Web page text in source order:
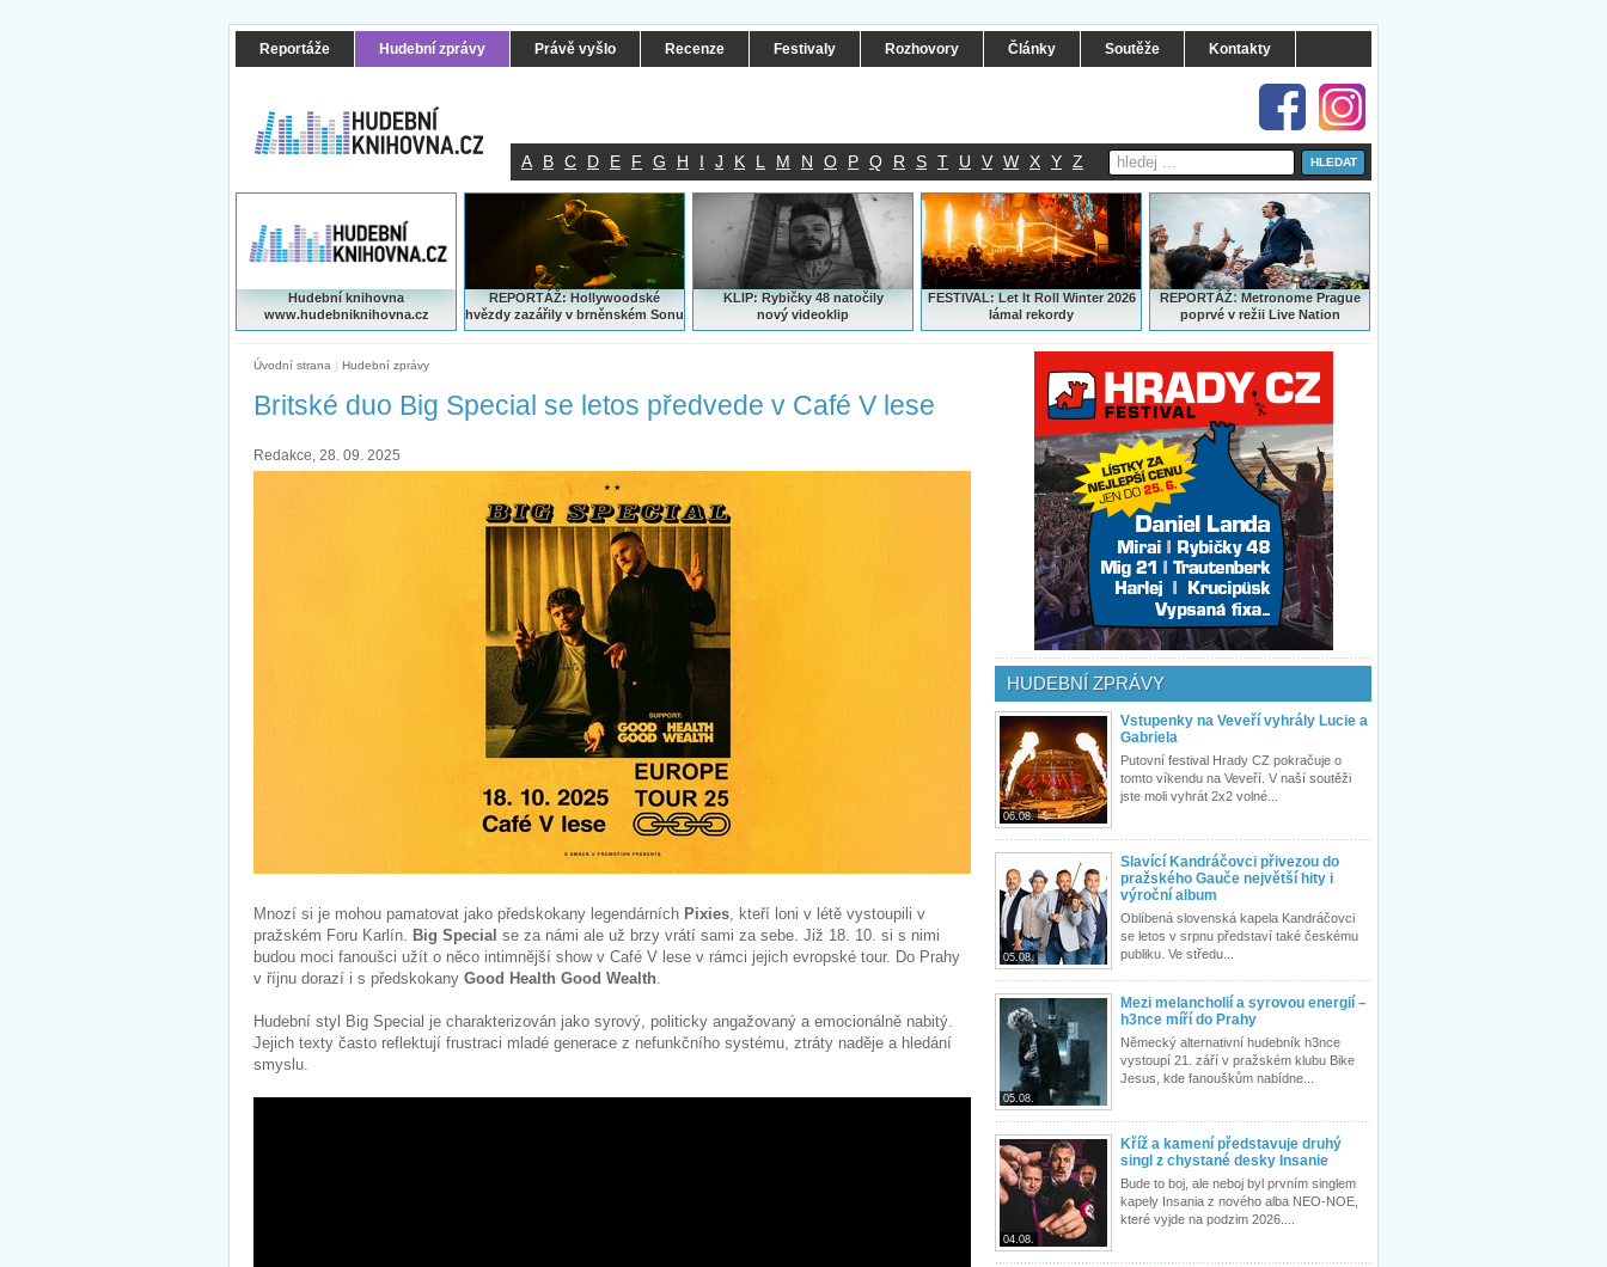
Reportáže Hudební zprávy Právě vyšlo Recenze Festivaly Rozhovory Články Soutěže Kontakty
A B C D E F G H I J K L M N O P Q R S T U V W X Y Z
Hudební knihovna
www.hudebniknihovna.cz
REPORTÁŽ: Hollywoodské
hvězdy zazářily v brněnském Sonu
KLIP: Rybičky 48 natočily
nový videoklip
FESTIVAL: Let It Roll Winter 2026
lámal rekordy
REPORTÁŽ:Metronome Prague
poprvé v režii Live Nation
Úvodní strana | Hudební zprávy
Britské duo Big Special se letos předvede v Café V lese
Redakce, 28. 09. 2025
Mnozí si je mohou pamatovat jako předskokany legendárních Pixies, kteří loni v létě vystoupili v
pražském Foru Karlín. Big Special se za námi ale už brzy vrátí sami za sebe. Již 18. 10. si s nimi
budou moci fanoušci užít o něco intimnější show v Café V lese v rámci jejich evropské tour. Do Prahy
v říjnu dorazí i s předskokany Good Health Good Wealth.
Hudební styl Big Special je charakterizován jako syrový, politicky angažovaný a emocionálně nabitý.
Jejich texty často reflektují frustraci mladé generace z nefunkčního systému, ztráty naděje a hledání
smyslu.
HUDEBNÍ ZPRÁVY
06.08.
Vstupenky na Veveří vyhrály Lucie a
Gabriela
Putovní festival Hrady CZ pokračuje o
tomto víkendu na Veveří. V naší soutěži
jste moli vyhrát 2x2 volné...
05.08.
Slavící Kandráčovci přivezou do
pražského Gauče největší hity i
výroční album
Oblíbená slovenská kapela Kandráčovci
se letos v srpnu představí také českému
publiku. Ve středu...
05.08.
Mezi melancholií a syrovou energií –
h3nce míří do Prahy
Německý alternativní hudebník h3nce
vystoupí 21. září v pražském klubu Bike
Jesus, kde fanouškům nabídne...
04.08.
Kříž a kamení představuje druhý
singl z chystané desky Insanie
Bude to boj, ale neboj byl prvním singlem
kapely Insania z nového alba NEO-NOE,
které vyjde na podzim 2026....